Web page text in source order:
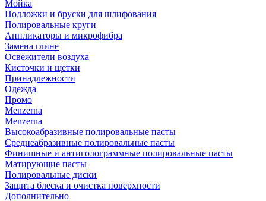
Мойка
Подложки и бруски для шлифования
Полировальные круги
Аппликаторы и микрофибра
Замена глине
Освежители воздуха
Кисточки и щетки
Принадлежности
Одежда
Промо
Menzerna
Menzerna
Высокоабразивные полировальные пасты
Среднеабразивные полировальные пасты
Финишные и антиголограммные полировальные пасты
Матирующие пасты
Полировальные диски
Защита блеска и очистка поверхности
Дополнительно